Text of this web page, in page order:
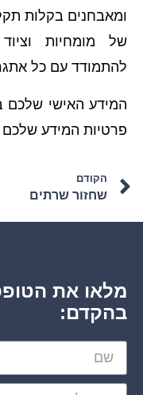
ומאבחנים בקלות
של מומחיות
להתמודד עם כל
פרטיות המידע שלכם נשמרת ב-100
הקודם
שחזור שרתים
מלאו את הטופס
בהקדם: